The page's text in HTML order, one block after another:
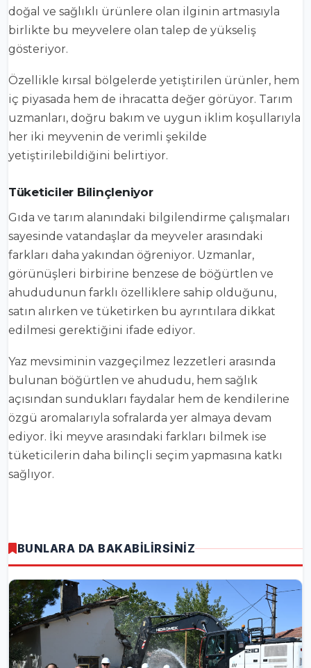
doğal ve sağlıklı ürünlere olan ilginin artmasıyla
birlikte bu meyvelere olan talep de yükseliş
gösteriyor.
Özellikle kırsal bölgelerde yetiştirilen ürünler, hem
iç piyasada hem de ihracatta değer görüyor. Tarım
uzmanları, doğru bakım ve uygun iklim koşullarıyla
her iki meyvenin de verimli şekilde
yetiştirilebildiğini belirtiyor.
Tüketiciler Bilinçleniyor
Gıda ve tarım alanındaki bilgilendirme çalışmaları
sayesinde vatandaşlar da meyveler arasındaki
farkları daha yakından öğreniyor. Uzmanlar,
görünüşleri birbirine benzese de böğürtlen ve
ahududunun farklı özelliklere sahip olduğunu,
satın alırken ve tüketirken bu ayrıntılara dikkat
edilmesi gerektiğini ifade ediyor.
Yaz mevsiminin vazgeçilmez lezzetleri arasında
bulunan böğürtlen ve ahududu, hem sağlık
açısından sundukları faydalar hem de kendilerine
özgü aromalarıyla sofralarda yer almaya devam
ediyor. İki meyve arasındaki farkları bilmek ise
tüketicilerin daha bilinçli seçim yapmasına katkı
sağlıyor.
BUNLARA DA BAKABİLİRSİNİZ